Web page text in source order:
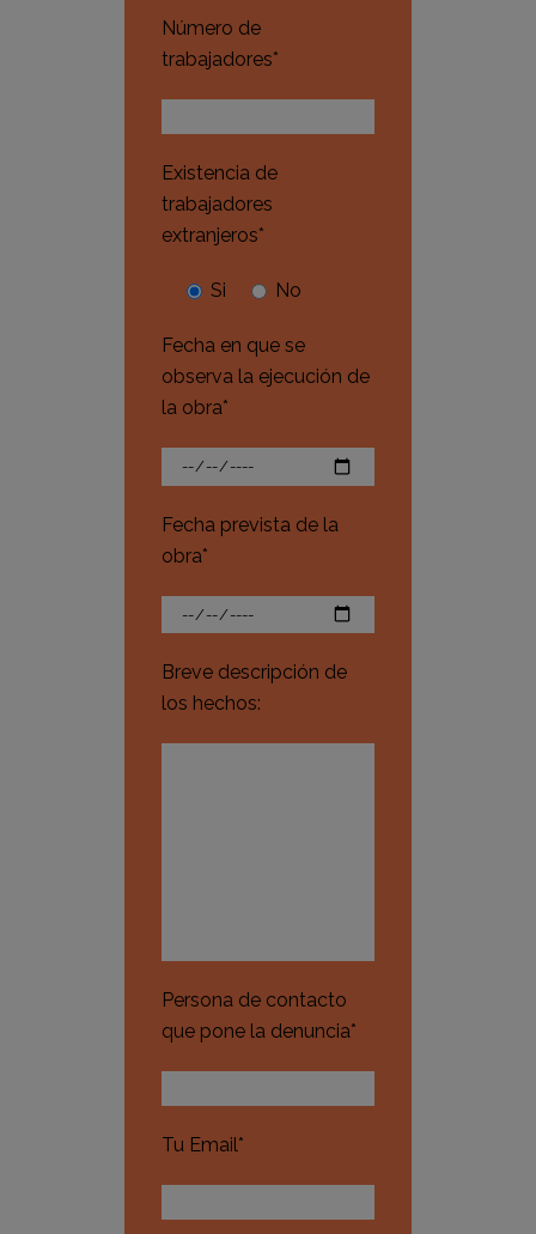
Número de
trabajadores*
Existencia de
trabajadores
extranjeros*
Si No
Fecha en que se
observa la ejecución de
la obra*
Fecha prevista de la
obra*
Breve descripción de
los hechos:
Persona de contacto
que pone la denuncia*
Tu Email*